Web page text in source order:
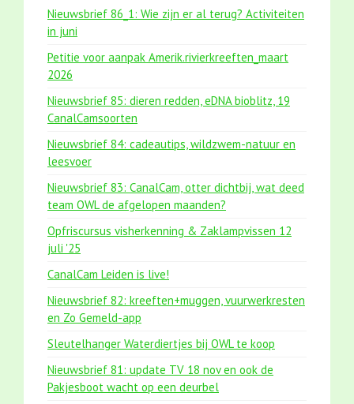
Nieuwsbrief 86_1: Wie zijn er al terug? Activiteiten
in juni
Petitie voor aanpak Amerik.rivierkreeften_maart
2026
Nieuwsbrief 85: dieren redden, eDNA bioblitz, 19
CanalCamsoorten
Nieuwsbrief 84: cadeautips, wildzwem-natuur en
leesvoer
Nieuwsbrief 83: CanalCam, otter dichtbij, wat deed
team OWL de afgelopen maanden?
Opfriscursus visherkenning & Zaklampvissen 12
juli '25
CanalCam Leiden is live!
Nieuwsbrief 82: kreeften+muggen, vuurwerkresten
en Zo Gemeld-app
Sleutelhanger Waterdiertjes bij OWL te koop
Nieuwsbrief 81: update TV 18 nov en ook de
Pakjesboot wacht op een deurbel